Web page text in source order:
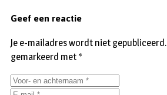
Geef een reactie
Je e-mailadres wordt niet gepubliceerd.
gemarkeerd met *